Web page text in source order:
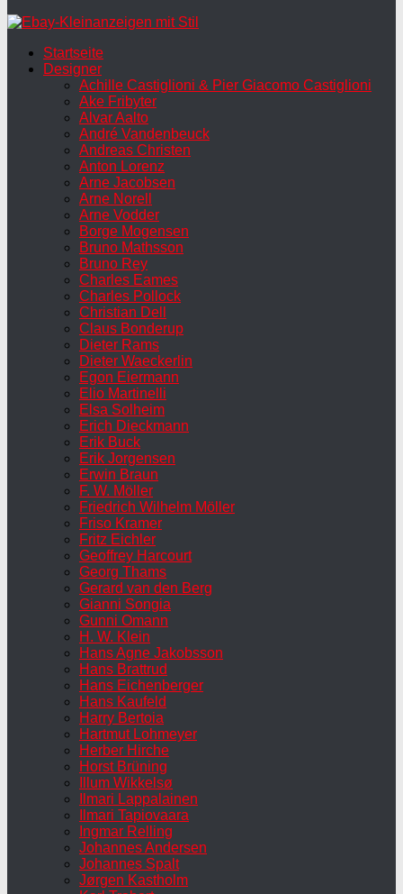
Startseite
Designer
Achille Castiglioni & Pier Giacomo Castiglioni
Ake Fribyter
Alvar Aalto
André Vandenbeuck
Andreas Christen
Anton Lorenz
Arne Jacobsen
Arne Norell
Arne Vodder
Borge Mogensen
Bruno Mathsson
Bruno Rey
Charles Eames
Charles Pollock
Christian Dell
Claus Bonderup
Dieter Rams
Dieter Waeckerlin
Egon Eiermann
Elio Martinelli
Elsa Solheim
Erich Dieckmann
Erik Buck
Erik Jorgensen
Erwin Braun
F. W. Möller
Friedrich Wilhelm Möller
Friso Kramer
Fritz Eichler
Geoffrey Harcourt
Georg Thams
Gerard van den Berg
Gianni Songia
Gunni Omann
H. W. Klein
Hans Agne Jakobsson
Hans Brattrud
Hans Eichenberger
Hans Kaufeld
Harry Bertoia
Hartmut Lohmeyer
Herber Hirche
Horst Brüning
Illum Wikkelsø
Ilmari Lappalainen
Ilmari Tapiovaara
Ingmar Relling
Johannes Andersen
Johannes Spalt
Jørgen Kastholm